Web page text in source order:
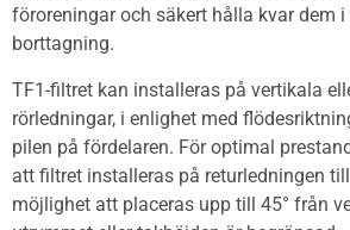
föroreningar och säkert hålla kvar dem i
borttagning.
TF1-filtret kan installeras på vertikala
rörledningar, i enlighet med
pilen på fördelaren. För optimal
att filtret installeras på returledningen
möjlighet att placeras upp till 45° från